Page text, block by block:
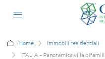
Home
Immobili residenziali
ITALIA – Panoramica villa